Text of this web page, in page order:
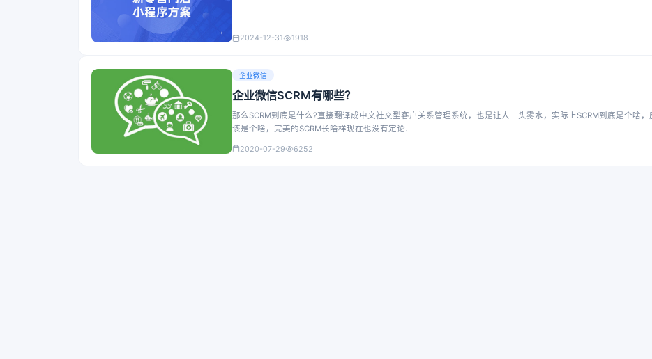
2024-12-31 1918
企业微信
企业微信SCRM有哪些？
那么SCRM到底是什么?直接翻译成中文社交型客户关系管理系统，也是让人一头雾水，实际上SCRM到底是个啥，
该是个啥，完美的SCRM长啥样现在也没有定论.
2020-07-29 6252